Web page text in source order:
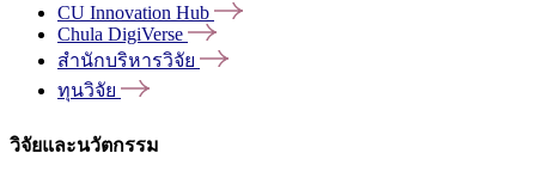
CU Innovation Hub
Chula DigiVerse
สำนักบริหารวิจัย
ทุนวิจัย
วิจัยและนวัตกรรม